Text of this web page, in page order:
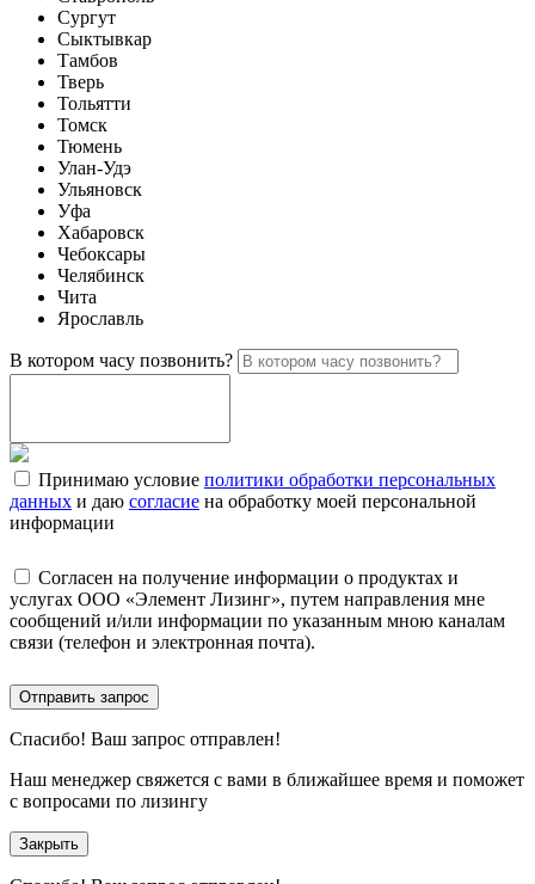
Сургут
Сыктывкар
Тамбов
Тверь
Тольятти
Томск
Тюмень
Улан-Удэ
Ульяновск
Уфа
Хабаровск
Чебоксары
Челябинск
Чита
Ярославль
В котором часу позвонить?
Принимаю условие политики обработки персональных
данных и даю согласие на обработку моей персональной
информации
Согласен на получение информации о продуктах и
услугах ООО «Элемент Лизинг», путем направления мне
сообщений и/или информации по указанным мною каналам
связи (телефон и электронная почта).
Отправить запрос
Спасибо! Ваш запрос отправлен!
Наш менеджер свяжется с вами в ближайшее время и поможет
с вопросами по лизингу
Закрыть